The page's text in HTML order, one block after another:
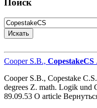
Поиск
Cooper S.B., CopestakeCS
Cooper S.B., Copestake
degrees Z. math. Logik
89.09.53 O article